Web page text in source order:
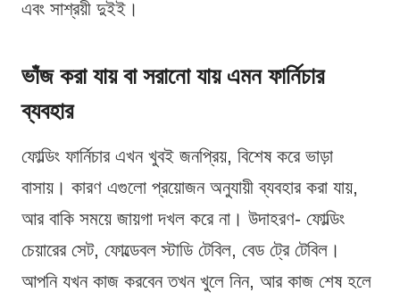
এবং সাশ্রয়ী দুইই।
ভাঁজ করা যায় বা সরানো যায় এমন ফার্নিচার
ব্যবহার
ফোল্ডিং ফার্নিচার এখন খুবই জনপ্রিয়, বিশেষ করে ভাড়া
বাসায়। কারণ এগুলো প্রয়োজন অনুযায়ী ব্যবহার করা যায়,
আর বাকি সময়ে জায়গা দখল করে না। উদাহরণ- ফোল্ডিং
চেয়ারের সেট, ফোল্ডেবল স্টাডি টেবিল, বেড ট্রে টেবিল।
আপনি যখন কাজ করবেন তখন খুলে নিন, আর কাজ শেষ হলে